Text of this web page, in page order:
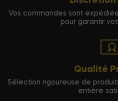
Vos commandes sont
pour garantir
Qualité
Sélection rigoureuse de
entière